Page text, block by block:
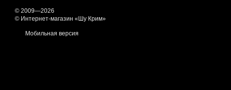
© 2009—2026
© Интернет-магазин «Шу Крим»
Мобильная версия